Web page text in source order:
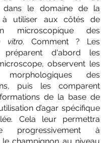
dans le domaine de la
à utiliser aux côtés de
microscopique des
vitro. Comment ? Les
préparent d'abord les
observent les
morphologiques des
puis les comparent
de la base de
d’agar spécifique
Cela leur permettra
progressivement à
le champignon au niveau